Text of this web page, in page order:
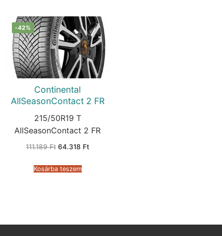
-42%
Continental
AllSeasonContact 2 FR
215/50R19 T
AllSeasonContact 2 FR
111.189Ft Original
111.189 Ft.
64.318 FtCurrent
Kosárba teszem